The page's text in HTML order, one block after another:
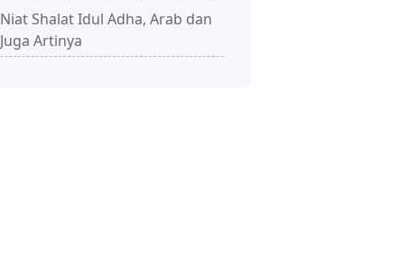
Niat Shalat Idul Adha, Arab dan
Juga Artinya